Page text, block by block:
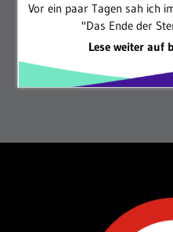
Vor ein paar Tagen sah ich
"Das Ende der
Lese weiter auf